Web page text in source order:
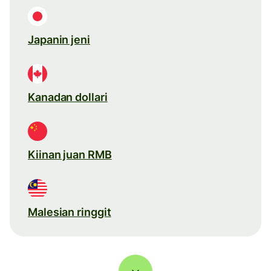
Japanin jeni
Kanadan dollari
Kiinan juan RMB
Malesian ringgit